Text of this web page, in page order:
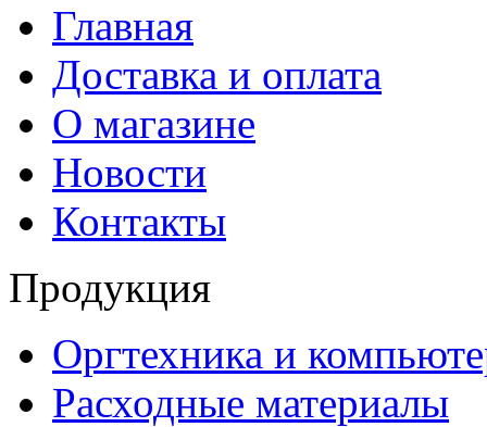
Главная
Доставка и оплата
О магазине
Новости
Контакты
Продукция
Оргтехника и
Расходные материалы